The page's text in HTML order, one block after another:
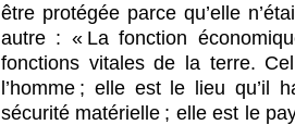
être protégée parce qu’elle
autre : « La fonction
fonctions vitales de la terre.
l’homme ; elle est le lieu qu’il
sécurité matérielle ; elle est le